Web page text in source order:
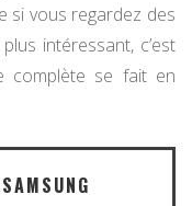
si vous regardez des
intéressant, c’est
complète se fait en